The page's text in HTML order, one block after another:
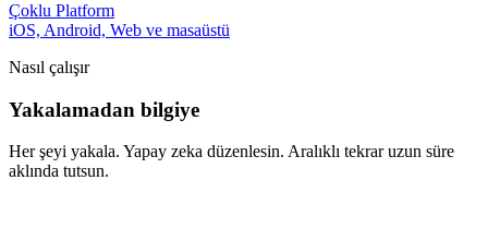
Çoklu Platform
iOS, Android, Web ve masaüstü
Nasıl çalışır
Yakalamadan bilgiye
Her şeyi yakala. Yapay zeka düzenlesin. Aralıklı tekrar uzun süre
aklında tutsun.